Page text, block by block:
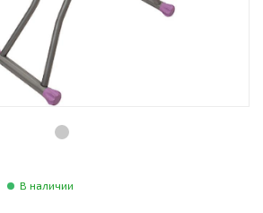
В наличии